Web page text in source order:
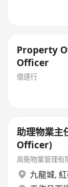
Property Officer /
Officer
億達行
助理物業
Officer)
高衞物業管理有
九龍城,